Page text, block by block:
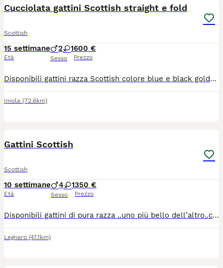
Cucciolata gattini Scottish straight e fold
Scottish
15 settimane
Età
2 1
Sesso
600 €
Prezzo
Disponibili gattini razza Scottish colore blue e black golden shaded. Occhi verdi. Una femmina Straight e due maschi Fold. Muniti di pedigree ministeriale, doppio vaccino, sverminazione, microchip, passaggio di proprietà e libretto sanitario. Genitori testati felv, fiv e pkd. Per info 3356236300
Imola (72.6km)
Gattini Scottish
Scottish
10 settimane
Età
4 1
Sesso
350 €
Prezzo
Disponibili gattini di pura razza ..uno più bello dell’altro..completamente tutti diversi ..abituati alla lettiera tira graffi e mangiano autonomamente ..cresciuti in casa con noi e nostri bimbi sono molto affettuosi..contattatemi per altre informazioni 😊
Legnaro (47.1km)